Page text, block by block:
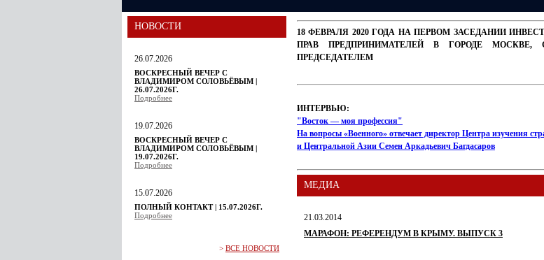
НОВОСТИ
26.07.2026
ВОСКРЕСНЫЙ ВЕЧЕР С
ВЛАДИМИРОМ СОЛОВЬЁВЫМ |
26.07.2026Г.
Подробнее
19.07.2026
ВОСКРЕСНЫЙ ВЕЧЕР С
ВЛАДИМИРОМ СОЛОВЬЁВЫМ |
19.07.2026Г.
Подробнее
15.07.2026
ПОЛНЫЙ КОНТАКТ | 15.07.2026Г.
Подробнее
> ВСЕ НОВОСТИ
18 ФЕВРАЛЯ 2020 ГОДА НА ПЕРВОМ ЗАСЕДАНИИ
ПРАВ ПРЕДПРИНИМАТЕЛЕЙ В ГОРОДЕ
ПРЕДСЕДАТЕЛЕМ
ИНТЕРВЬЮ:
"Восток — моя профессия"
На вопросы «Военного» отвечает директор Центра изучения
и Центральной Азии Семен Аркадьевич Багдасаров
МЕДИА
21.03.2014
МАРАФОН: РЕФЕРЕНДУМ В КРЫМУ. ВЫПУСК 3